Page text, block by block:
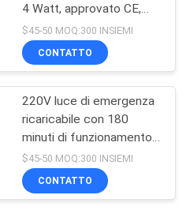
4 Watt, approvato CE,
con funzione di autotest
$45-50 MOQ:300 INSIEMI
CONTATTO
220V luce di emergenza
ricaricabile con 180
minuti di funzionamento,
cartuccio ABS ignifugo e
montato a parete
$45-50 MOQ:300 INSIEMI
CONTATTO